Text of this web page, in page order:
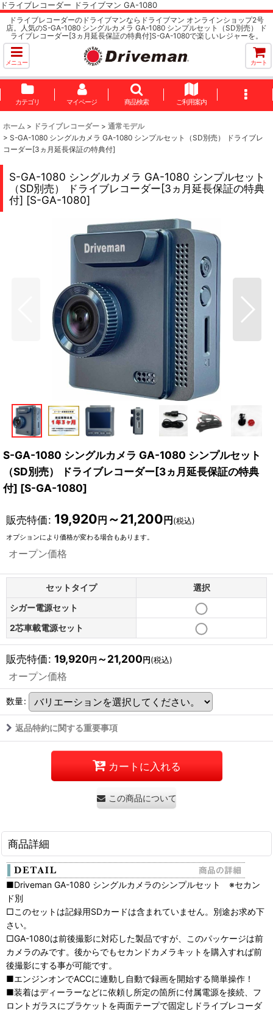
ドライブレコーダー ドライブマン GA-1080
ドライブレコーダーのドライブマンならドライブマン オンラインショップ2号
店。人気のS-GA-1080 シングルカメラ GA-1080 シンプルセット（SD別売） ド
ライブレコーダー[3ヵ月延長保証の特典付]S-GA-1080で楽しいレジャーを。
メニュー カート
カテゴリ マイページ 商品検索 ご利用案内
ホーム > ドライブレコーダー > 通常モデル
> S-GA-1080 シングルカメラ GA-1080 シンプルセット（SD別売） ドライブレ
コーダー[3ヵ月延長保証の特典付]
S-GA-1080 シングルカメラ GA-1080 シンプルセット
（SD別売） ドライブレコーダー[3ヵ月延長保証の特典
付] [S-GA-1080]
S-GA-1080 シングルカメラ GA-1080 シンプルセット
（SD別売） ドライブレコーダー[3ヵ月延長保証の特典
付] [S-GA-1080]
販売特価: 19,920 円 ～21,200 円 (税込)
オプションにより価格が変わる場合もあります。
オープン価格
セットタイプ
選択
シガー電源セット
2芯車載電源セット
販売特価: 19,920円 ～21,200円(税込)
オープン価格
数量:
返品特約に関する重要事項
カートに入れる
この商品について問い合わせる
商品詳細
■Driveman GA-1080 シングルカメラのシンプルセット ※セカン
ド別
□このセットは記録用SDカードは含まれていません。別途お求め下
さい。
□GA-1080は前後撮影に対応した製品ですが、このパッケージは前
カメラのみです。後からでもセカンドカメラキットを購入すれば前
後撮影にする事が可能です。
■エンジンオンでACCに連動し自動で録画を開始する簡単操作！
■装着はディーラーなどに依頼し所定の箇所に付属電源を接続、フ
ロントガラスにブラケットを両面テープで固定しドライブレコーダ